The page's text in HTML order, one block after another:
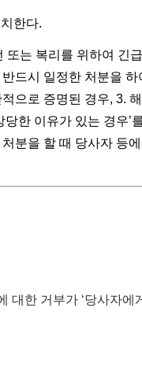
한다.
또는 복리를 위하여 긴
드시 일정한 처분을
으로 증명된 경우, 3.
한 이유가 있는 경우’
분을 할 때 당사자 등
대한 거부가 ‘당사자